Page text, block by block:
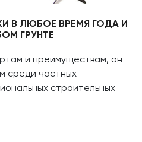
В ЛЮБОЕ ВРЕМЯ ГОДА И
ГРУНТЕ
и преимуществам, он
среди частных
строительных